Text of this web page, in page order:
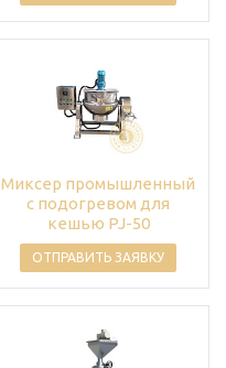
Миксер промышленный
с подогревом для
кешью PJ-50
ОТПРАВИТЬ ЗАЯВКУ